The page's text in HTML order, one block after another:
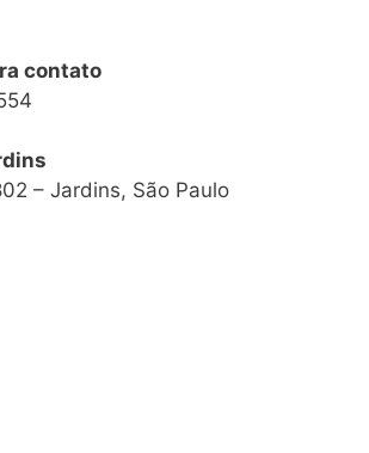
contato
– Jardins, São Paulo